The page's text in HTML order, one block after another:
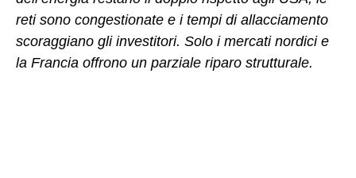
reti sono congestionate e i tempi di allacciamento
scoraggiano gli investitori. Solo i mercati nordici e
la Francia offrono un parziale riparo strutturale.